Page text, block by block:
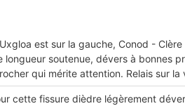
est sur la gauche, Conod -
longueur soutenue, dévers à bonnes
qui mérite attention. Relais sur la
cette fissure dièdre légèrement